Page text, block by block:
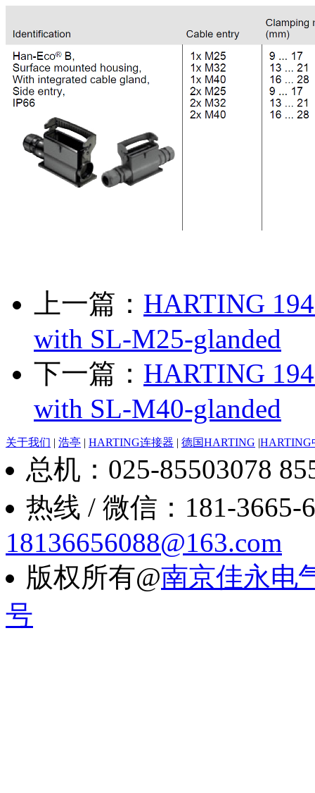
上一篇： HARTING
with SL-M25-glanded
下一篇： HARTING
with SL-M40-glanded
关于我们 | 浩亭 | HARTING连接器 | 德国HARTING |HARTING
总机：025-85503078
热线 / 微信：181-3665-
18136656088@163.com
版权所有@南京佳永电
号